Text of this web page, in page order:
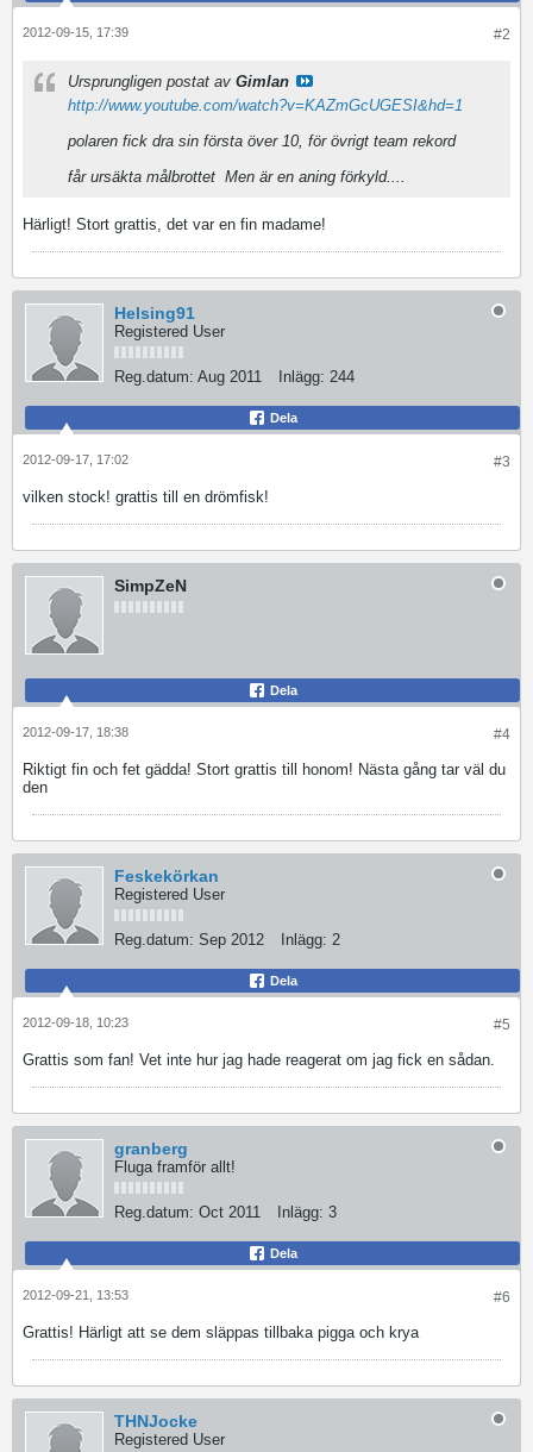
#2
2012-09-15, 17:39
Ursprungligen postat av Gimlan
http://www.youtube.com/watch?v=KAZmGcUGESI&hd=1
polaren fick dra sin första över 10, för övrigt team rekord
får ursäkta målbrottet Men är en aning förkyld....
Härligt! Stort grattis, det var en fin madame!
Helsing91
Registered User
Reg.datum: Aug 2011 Inlägg: 244
Dela
#3
2012-09-17, 17:02
vilken stock! grattis till en drömfisk!
SimpZeN
Dela
#4
2012-09-17, 18:38
Riktigt fin och fet gädda! Stort grattis till honom! Nästa gång tar väl du
den
Feskekörkan
Registered User
Reg.datum: Sep 2012 Inlägg: 2
Dela
#5
2012-09-18, 10:23
Grattis som fan! Vet inte hur jag hade reagerat om jag fick en sådan.
granberg
Fluga framför allt!
Reg.datum: Oct 2011 Inlägg: 3
Dela
#6
2012-09-21, 13:53
Grattis! Härligt att se dem släppas tillbaka pigga och krya
THNJocke
Registered User